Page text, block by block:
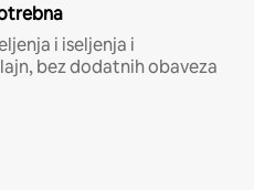
i iseljenja i
bez dodatnih obaveza